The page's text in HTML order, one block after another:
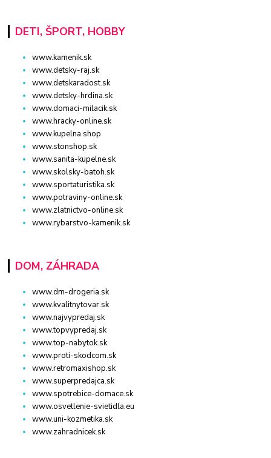
DETI, ŠPORT, HOBBY
www.kamenik.sk
www.detsky-raj.sk
www.detskaradost.sk
www.detsky-hrdina.sk
www.domaci-milacik.sk
www.hracky-online.sk
www.kupelna.shop
www.stonshop.sk
www.sanita-kupelne.sk
www.skolsky-batoh.sk
www.sportaturistika.sk
www.potraviny-online.sk
www.zlatnictvo-online.sk
www.rybarstvo-kamenik.sk
DOM, ZÁHRADA
www.dm-drogeria.sk
www.kvalitnytovar.sk
www.najvypredaj.sk
www.topvypredaj.sk
www.top-nabytok.sk
www.proti-skodcom.sk
www.retromaxishop.sk
www.superpredajca.sk
www.spotrebice-domace.sk
www.osvetlenie-svietidla.eu
www.uni-kozmetika.sk
www.zahradnicek.sk